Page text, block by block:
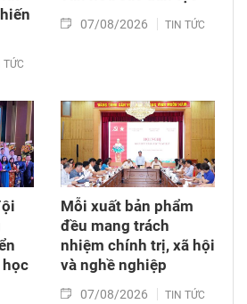
TỨC
07/08/2026 TIN TỨC
Mỗi xuất bản phẩm
đều mang trách
nhiệm chính trị, xã hội
và nghề nghiệp
07/08/2026 TIN TỨC